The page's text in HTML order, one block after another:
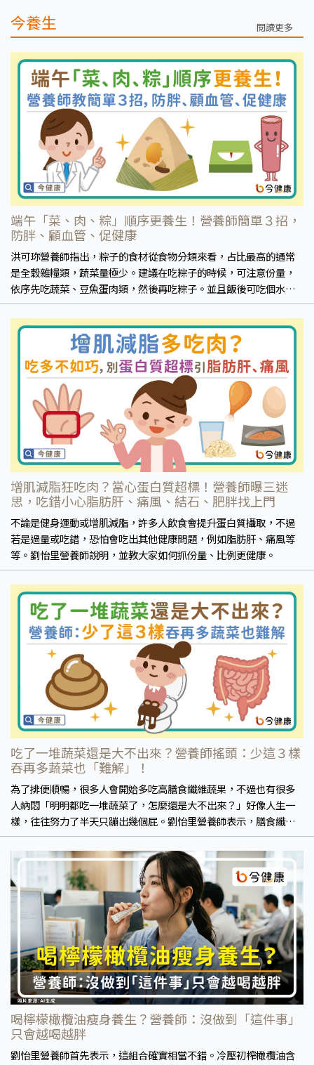
病有關——陣發性夜間血紅素尿症（PNH）。這個名稱
對多數人來說相當陌生，但它的症狀，卻常常偽裝成
「只是比較嚴重的貧血」。
今養生 閱讀更多
端午「菜、肉、粽」順序更養生！營養師簡單３招，
防胖、顧血管、促健康
洪可珎營養師指出，粽子的食材從食物分類來看，占比最高的通常
是全穀雜糧類，蔬菜量極少。建議在吃粽子的時候，可注意份量，
依序先吃蔬菜、豆魚蛋肉類，然後再吃粽子。並且飯後可吃個水
果，休息30分鐘後可多走走散步助消化。
增肌減脂狂吃肉？當心蛋白質超標！營養師曝三迷
思，吃錯小心脂肪肝、痛風、結石、肥胖找上門
不論是健身運動或增肌減脂，許多人飲食會提升蛋白質攝取，不過
若是過量或吃錯，恐怕會吃出其他健康問題，例如脂肪肝、痛風等
等。劉怡里營養師說明，並教大家如何抓份量、比例更健康。
吃了一堆蔬菜還是大不出來？營養師搖頭：少這３樣
吞再多蔬菜也「難解」！
為了排便順暢，很多人會開始多吃高膳食纖維蔬果，不過也有很多
人納悶「明明都吃一堆蔬菜了，怎麼還是大不出來？」好像人生一
樣，往往努力了半天只蹦出幾個屁。劉怡里營養師表示，膳食纖維
確實有助排便，但這只是關鍵之一。
喝檸檬橄欖油瘦身養生？營養師：沒做到「這件事」
只會越喝越胖
劉怡里營養師首先表示，這組合確實相當不錯。冷壓初榨橄欖油含